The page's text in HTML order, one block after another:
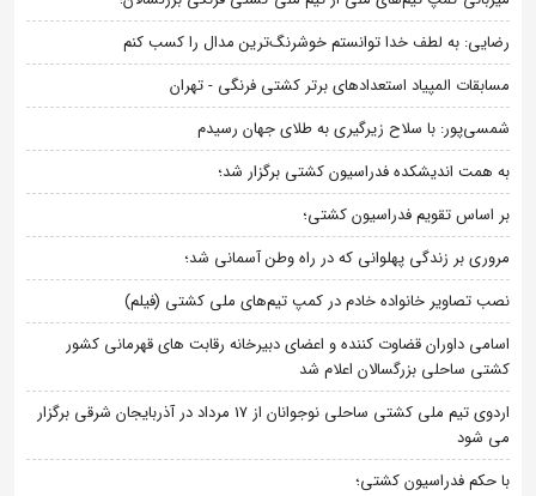
رضایی: به لطف خدا توانستم خوشرنگ‌ترین مدال را کسب کنم
مسابقات المپیاد استعدادهای برتر کشتی فرنگی - تهران
شمسی‌پور: با سلاح زیرگیری به طلای جهان رسیدم
به همت اندیشکده فدراسیون کشتی برگزار شد؛
بر اساس تقویم فدراسیون کشتی؛
مروری بر زندگی پهلوانی که در راه وطن آسمانی شد؛
نصب تصاویر خانواده خادم در کمپ تیم‌های ملی کشتی (فیلم)
اسامی داوران قضاوت کننده و اعضای دبیرخانه رقابت های قهرمانی کشور
کشتی ساحلی بزرگسالان اعلام شد
اردوی تیم ملی کشتی ساحلی نوجوانان از 17 مرداد در آذربایجان شرقی برگزار
می شود
با حکم فدراسیون کشتی؛